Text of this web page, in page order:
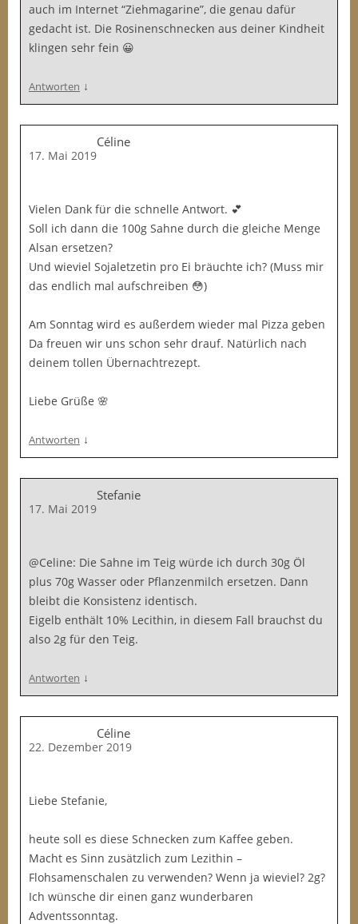
auch im Internet “Ziehmagarine”, die genau dafür
gedacht ist. Die Rosinenschnecken aus deiner Kindheit
klingen sehr fein 😀
Antworten ↓
Céline
17. Mai 2019
Vielen Dank für die schnelle Antwort. 💕
Soll ich dann die 100g Sahne durch die gleiche Menge
Alsan ersetzen?
Und wieviel Sojaletzetin pro Ei bräuchte ich? (Muss mir
das endlich mal aufschreiben 😳)
Am Sonntag wird es außerdem wieder mal Pizza geben
Da freuen wir uns schon sehr drauf. Natürlich nach
deinem tollen Übernachtrezept.
Liebe Grüße 🌸
Antworten ↓
Stefanie
17. Mai 2019
@Celine: Die Sahne im Teig würde ich durch 30g Öl
plus 70g Wasser oder Pflanzenmilch ersetzen. Dann
bleibt die Konsistenz identisch.
Eigelb enthält 10% Lecithin, in diesem Fall brauchst du
also 2g für den Teig.
Antworten ↓
Céline
22. Dezember 2019
Liebe Stefanie,
heute soll es diese Schnecken zum Kaffee geben.
Macht es Sinn zusätzlich zum Lezithin –
Flohsamenschalen zu verwenden? Wenn ja wieviel? 2g?
Ich wünsche dir einen ganz wunderbaren
Adventssonntag.